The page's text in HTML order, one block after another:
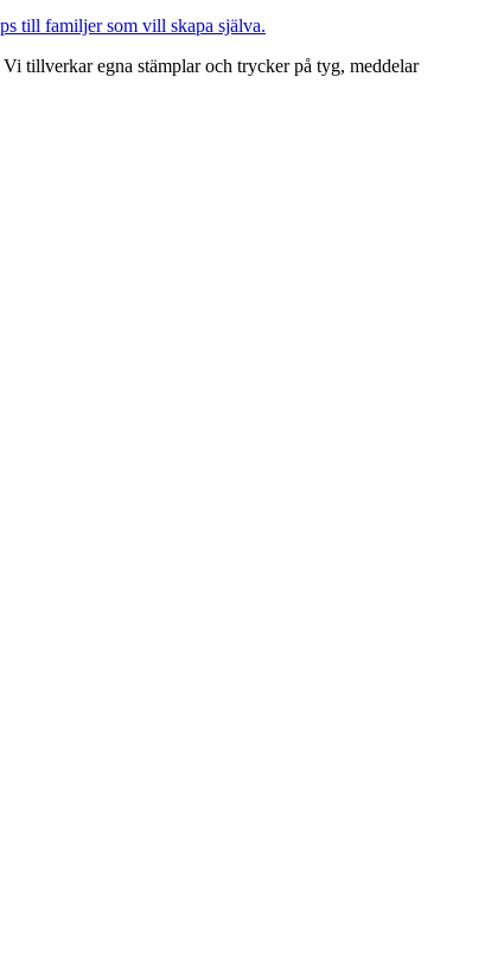
tillverkar egna stämplar och trycker på tyg, meddelar